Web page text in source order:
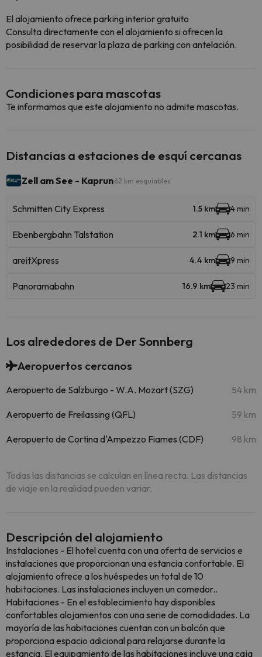
El alojamiento ofrece parking interior gratuito
Consulta directamente con el alojamiento si ofrecen la
posibilidad de reservar la plaza de parking con antelación.
Condiciones para mascotas
Te informamos que este alojamiento no admite mascotas.
Distancias a estaciones de esquí cercanas
Zell am See - Kaprun62 km esquiables
Schmitten City Express 1.5 km 4 min
Ebenbergbahn Talstation 2.1 km 6 min
areitXpress 4.4 km 9 min
Panoramabahn 16.9 km 23 min
Los alrededores de Der Sonnberg
Aeropuertos cercanos
Aeropuerto de Salzburgo - W.A. Mozart (SZG) 54 km
Aeropuerto de Freilassing (QFL) 59 km
Aeropuerto de Cortina d'Ampezzo Fiames (CDF) 98 km
Todas las distancias se calculan en línea recta. Las distancias
de viaje en la realidad pueden variar.
Descripción del alojamiento
Instalaciones - El hotel cuenta con una oferta de servicios e
instalaciones que proporcionan una estancia confortable. El
alojamiento ofrece a los huéspedes un total de 10
habitaciones. Las instalaciones incluyen un comedor..
Habitaciones - En el establecimiento hay disponibles
confortables alojamientos con una serie de comodidades. La
mayoría de las habitaciones cuentan con un balcón que
proporciona espacio adicional para relajarse durante la
estancia. El equipamiento de las habitaciones incluye una caja